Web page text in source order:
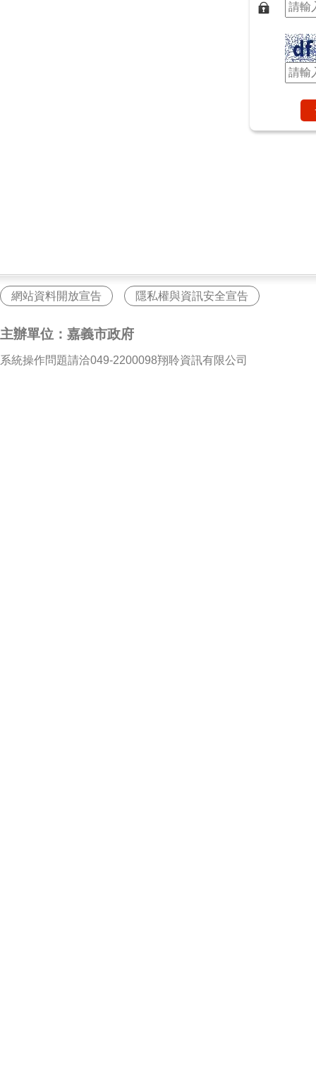
網站資料開放宣告 隱私權與資訊安全宣告
主辦單位：嘉義市政府
系統操作問題請洽049-2200098翔聆資訊有限公司